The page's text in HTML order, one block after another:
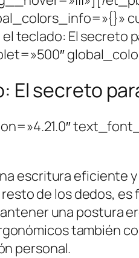
teclado: El secreto
El secreto
escritura eficiente
de los dedos,
una postura
también
personal.